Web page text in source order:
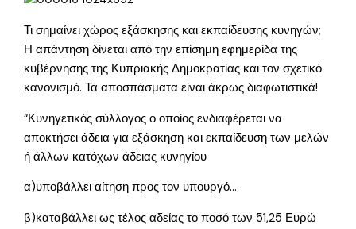
Τι σημαίνει χώρος εξάσκησης και εκπαίδευσης κυνηγών;
Η απάντηση δίνεται από την επίσημη εφημερίδα της
κυβέρνησης της Κυπριακής Δημοκρατίας και τον σχετικό
κανονισμό. Τα αποσπάσματα είναι άκρως διαφωτιστικά!
“Κυνηγετικός σύλλογος ο οποίος ενδιαφέρεται να
αποκτήσει άδεια για εξάσκηση και εκπαίδευση των μελών
ή άλλων κατόχων άδειας κυνηγίου
α)υποβάλλει αίτηση προς τον υπουργό…
β)καταβάλλει ως τέλος αδείας το ποσό των 51,25 Ευρώ